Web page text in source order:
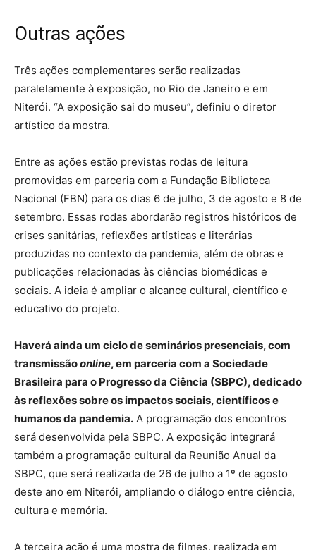
Outras ações
Três ações complementares serão realizadas
paralelamente à exposição, no Rio de Janeiro e em
Niterói. “A exposição sai do museu”, definiu o diretor
artístico da mostra.
Entre as ações estão previstas rodas de leitura
promovidas em parceria com a Fundação Biblioteca
Nacional (FBN) para os dias 6 de julho, 3 de agosto e 8 de
setembro. Essas rodas abordarão registros históricos de
crises sanitárias, reflexões artísticas e literárias
produzidas no contexto da pandemia, além de obras e
publicações relacionadas às ciências biomédicas e
sociais. A ideia é ampliar o alcance cultural, científico e
educativo do projeto.
Haverá ainda um ciclo de seminários presenciais, com
transmissãoonline, em parceria com a Sociedade
Brasileira para o Progresso da Ciência (SBPC), dedicado
às reflexões sobre os impactos sociais, científicos e
humanos da pandemia. A programação dos encontros
será desenvolvida pela SBPC. A exposição integrará
também a programação cultural da Reunião Anual da
SBPC, que será realizada de 26 de julho a 1º de agosto
deste ano em Niterói, ampliando o diálogo entre ciência,
cultura e memória.
A terceira ação é uma mostra de filmes, realizada em